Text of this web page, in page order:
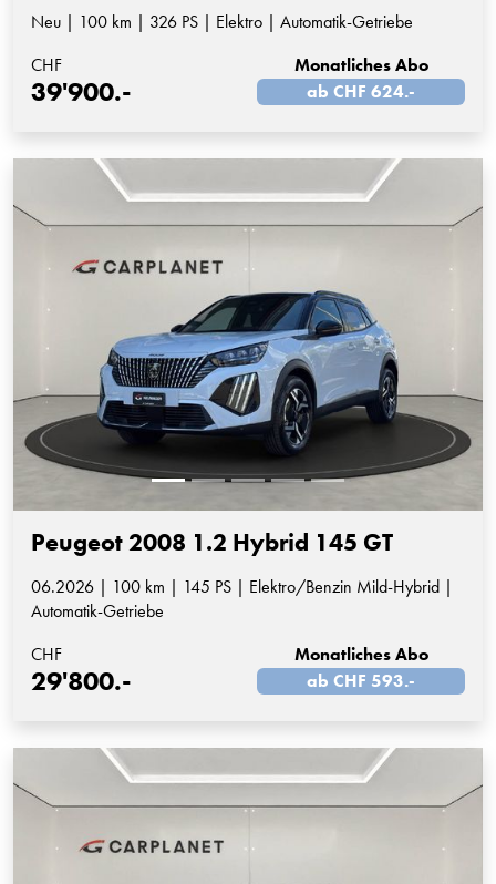
Neu | 100 km | 326 PS | Elektro | Automatik-Getriebe
CHF
39'900.-
Monatliches Abo
ab CHF 624.-
Peugeot 2008 1.2 Hybrid 145 GT
06.2026 | 100 km | 145 PS | Elektro/Benzin Mild-Hybrid |
Automatik-Getriebe
CHF
29'800.-
Monatliches Abo
ab CHF 593.-